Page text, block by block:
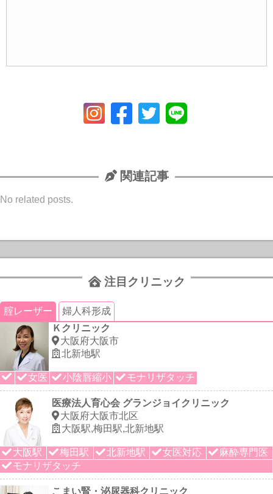
関連記事
No related posts.
注目クリニック
腟レーザー
婦人科形成
Ｋクリニック
大阪府大阪市
北新地駅
女医 小陰唇縮小 モナリザタッチ
医療法人育心会 グランジョイクリニック
大阪府大阪市北区
大阪駅,梅田駅,北新地駅
大阪駅 梅田駅 北新地駅 女医対応
麻酔専門医
モナリザタッチ
こまい腎・泌尿器科クリニック